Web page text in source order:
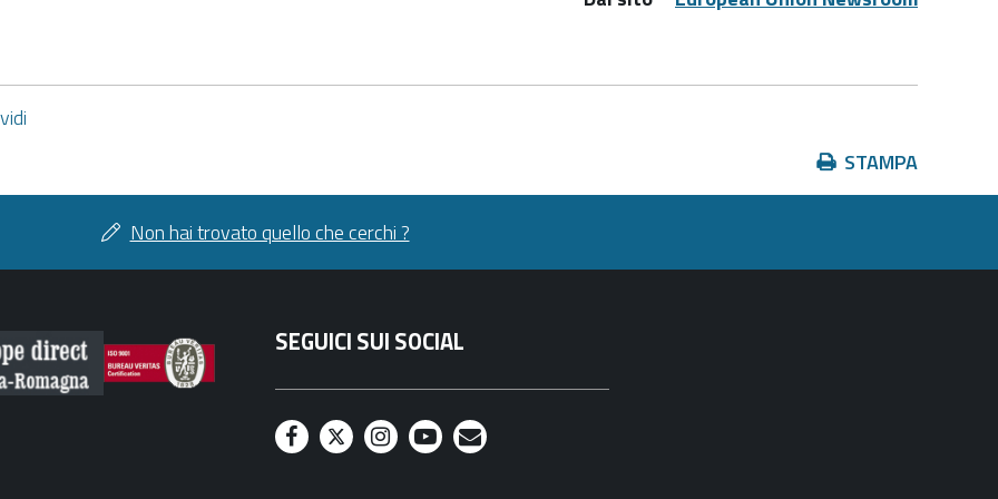
Azioni
sul
STAMPA
Non hai trovato quello che cerchi ?
SEGUICI SUI SOCIAL
F
T
I
Y
M